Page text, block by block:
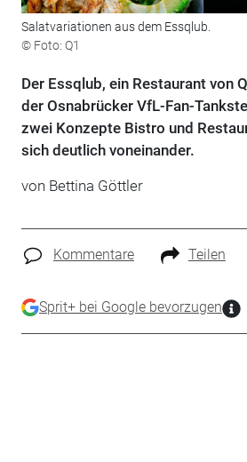
Salatvariationen aus dem Essqlub.
© Foto: Q1
Der Essqlub, ein Restaurant von
der Osnabrücker VfL-Fan-
zwei Konzepte Bistro und
sich deutlich voneinander.
von Bettina Göttler
Kommentare Teilen
Sprit+ bei Google bevorzugen